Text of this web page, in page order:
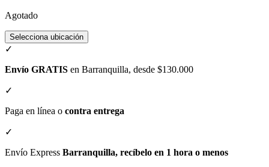
Agotado
Selecciona ubicación
✓
Envío GRATIS en Barranquilla, desde $130.000
✓
Paga en línea o contra entrega
✓
Envío Express Barranquilla, recíbelo en 1 hora o menos